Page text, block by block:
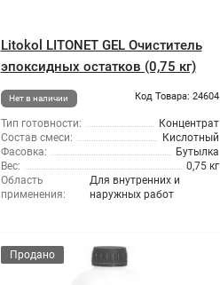
Litokol LITONET GEL Очиститель
эпоксидных остатков (0,75 кг)
Нет в наличии Код Товара: 24604
Тип готовности:
Концентрат
Состав смеси:
Кислотный
Фасовка:
Бутылка
Вес:
0,75 кг
Область
применения:
Для внутренних и
наружных работ
Продано